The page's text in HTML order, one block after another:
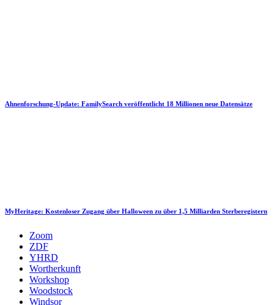
Ahnenforschung-Update: FamilySearch veröffentlicht 18 Millionen neue Datensätze
MyHeritage: Kostenloser Zugang über Halloween zu über 1,5 Milliarden Sterberegistern
Zoom
ZDF
YHRD
Wortherkunft
Workshop
Woodstock
Windsor